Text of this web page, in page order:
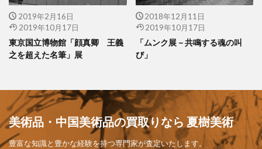
2019年2月16日
2019年10月17日
東京国立博物館「顔真卿 王義
之を超えた名筆」展
2018年12月11日
2019年10月17日
「ムンク展－共鳴する魂の叫
び」
美術品・中国美術品の買取りなら 夏樹美術
豊富な知識と豊かな経験を持つ専門家が査定いたします。